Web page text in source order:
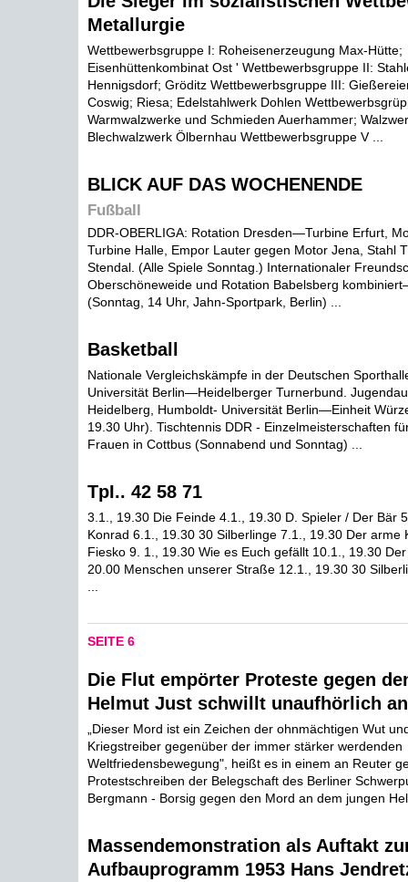
Metallurgie
Wettbewerbsgruppe I: Roheisenerzeugung Max-Hütte;
Eisenhüttenkombinat Ost ' Wettbewerbsgruppe II:
Hennigsdorf; Gröditz Wettbewerbsgruppe III:
Coswig; Riesa; Edelstahlwerk Dohlen
Warmwalzwerke und Schmieden Auerhammer;
Blechwalzwerk Ölbernhau Wettbewerbsgruppe V ...
BLICK AUF DAS WOCHENENDE
Fußball
DDR-OBERLIGA: Rotation Dresden—Turbine Erfurt,
Turbine Halle, Empor Lauter gegen Motor Jena, Stahl
Stendal. (Alle Spiele Sonntag.) Internationaler
Oberschöneweide und Rotation Babelsberg
(Sonntag, 14 Uhr, Jahn-Sportpark, Berlin) ...
Basketball
Nationale Vergleichskämpfe in der Deutschen
Universität Berlin—Heidelberger Turnerbund.
Heidelberg, Humboldt- Universität Berlin—Einheit
19.30 Uhr). Tischtennis DDR - Einzelmeisterschaften
Frauen in Cottbus (Sonnabend und Sonntag) ...
TpI.. 42 58 71
3.1., 19.30 Die Feinde 4.1., 19.30 D. Spieler / Der Bär
Konrad 6.1., 19.30 30 Silberlinge 7.1., 19.30 Der arme
Fiesko 9. 1., 19.30 Wie es Euch gefällt 10.1., 19.30
20.00 Menschen unserer Straße 12.1., 19.30 30
SEITE 6
Die Flut empörter Proteste gegen
Helmut Just schwillt unaufhörlich an
„Dieser Mord ist ein Zeichen der ohnmächtigen Wut
Kriegstreiber gegenüber der immer stärker werdenden
Weltfriedensbewegung", heißt es in einem an Reuter
Protestschreiben der Belegschaft des Berliner
Bergmann - Borsig gegen den Mord an dem jungen
Massendemonstration als Auftakt
Aufbauprogramm 1953 Hans